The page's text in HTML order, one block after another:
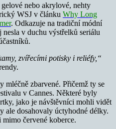
nebo akrylové, nehty
WSJ v článku Why Long
. Odkazuje na tradiční módní
v duchu výstřelků seriálu
zvířecími potisky i reliéfy,“
zbarvené. Přičemž ty se
v Cannes. Některé byly
jako je návštěvníci mohli vidět
ale dosahovaly úctyhodné délky.
červené koberce.